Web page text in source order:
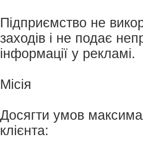
Підприємство не
заходів і не подає
інформації у рекламі.
Місія
Досягти умов
клієнта: